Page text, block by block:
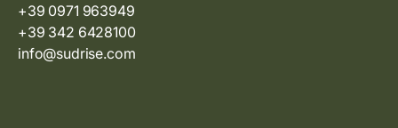
+39 0971 963949
+39 342 6428100
info@sudrise.com